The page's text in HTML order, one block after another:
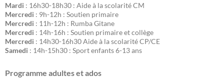
Mardi : 16h30-18h30 : Aide à la scolarité CM
Mercredi : 9h-12h : Soutien primaire
Mercredi : 11h-12h : Rumba Gitane
Mercredi : 14h-16h : Soutien primaire et collège
Mercredi : 14h30-16h30 Aide à la scolarité CP/CE
Samedi : 14h-15h30 : Sport enfants 6-13 ans
Programme adultes et ados